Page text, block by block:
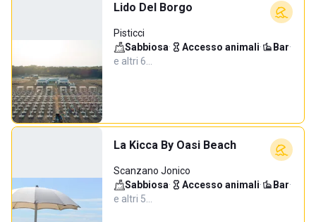
Lido Del Borgo
Pisticci
Sabbiosa· Accesso animali· Bar·
e altri 6…
La Kicca By Oasi Beach
Scanzano Jonico
Sabbiosa· Accesso animali· Bar·
e altri 5…